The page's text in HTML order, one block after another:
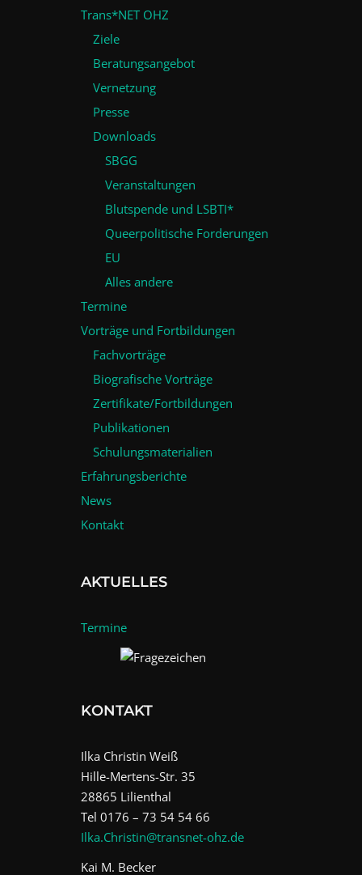
Trans*NET OHZ
Ziele
Beratungsangebot
Vernetzung
Presse
Downloads
SBGG
Veranstaltungen
Blutspende und LSBTI*
Queerpolitische Forderungen
EU
Alles andere
Termine
Vorträge und Fortbildungen
Fachvorträge
Biografische Vorträge
Zertifikate/Fortbildungen
Publikationen
Schulungsmaterialien
Erfahrungsberichte
News
Kontakt
AKTUELLES
Termine
KONTAKT
Ilka Christin Weiß
Hille-Mertens-Str. 35
28865 Lilienthal
Tel 0176 – 73 54 54 66
Ilka.Christin@transnet-ohz.de
Kai M. Becker